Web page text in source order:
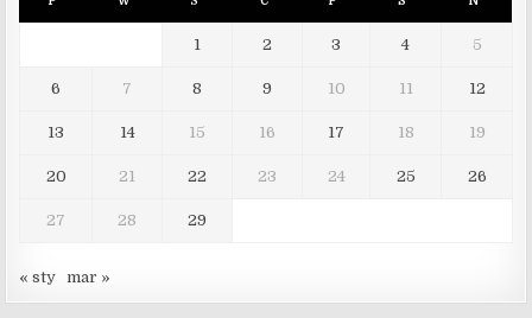
1 2 3 4 5
6 7 8 9 10 11 12
13 14 15 16 17 18 19
20 21 22 23 24 25 26
27 28 29
« sty mar »